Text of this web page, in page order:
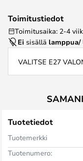
Toimitustiedot
Toimitusaika: 2-4
Ei sisällä
VALITSE E27
Tuotetiedot
Tuotemerkki
Tuotenumero: